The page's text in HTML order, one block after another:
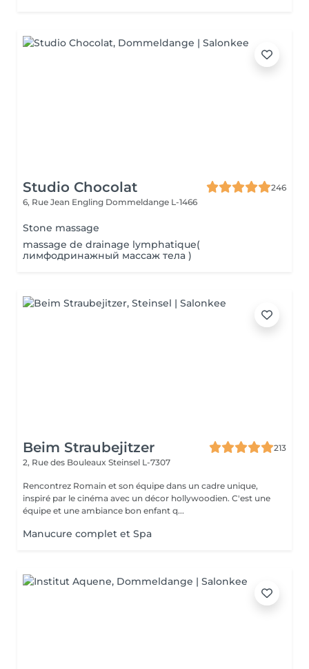
Studio Chocolat
246
6, Rue Jean Engling Dommeldange L-1466
Stone massage
massage de drainage lymphatique(
лимфодринажный массаж тела )
Beim Straubejitzer
213
2, Rue des Bouleaux Steinsel L-7307
Rencontrez Romain et son équipe dans un cadre unique,
inspiré par le cinéma avec un décor hollywoodien. C'est une
équipe et une ambiance bon enfant q...
Manucure complet et Spa